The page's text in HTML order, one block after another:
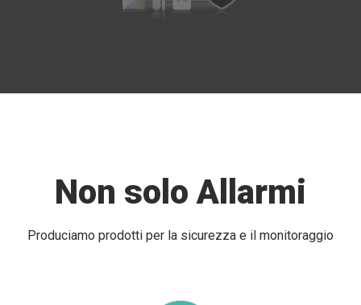
Non solo Allarmi
Produciamo prodotti per la sicurezza e il monitoraggio